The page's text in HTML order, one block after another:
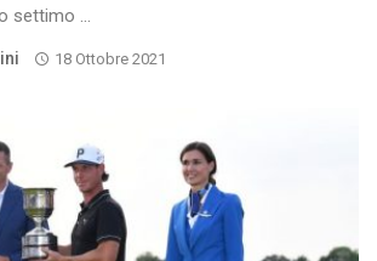
settimo ...
18 Ottobre 2021